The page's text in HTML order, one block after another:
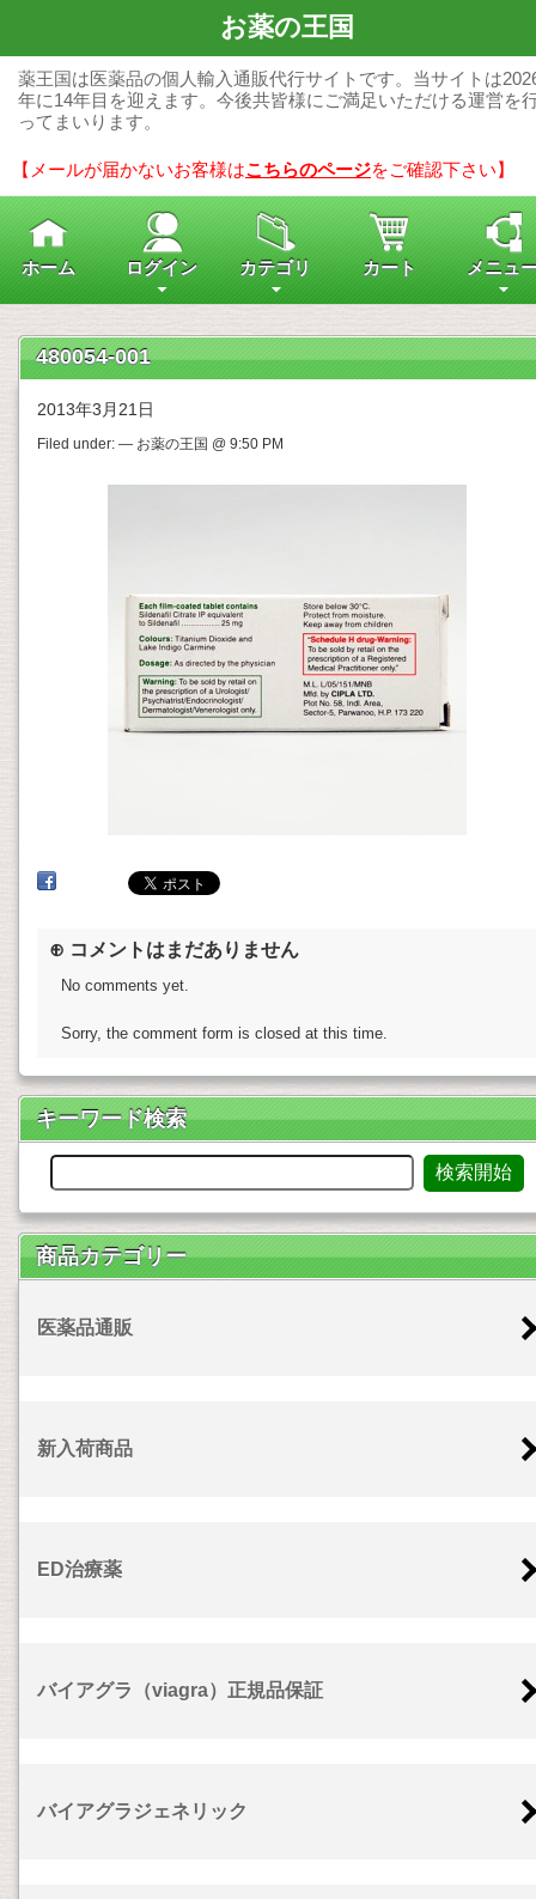
お薬の王国
薬王国は医薬品の個人輸入通販代行サイトです。当サイトは
年に14年目を迎えます。今後共皆様にご満足いただける運営を
ってまいります。
【メールが届かないお客様はこちらのページをご確認下さい】
ホーム ログイン カテゴリ カート メニュ
480054-001
2013年3月21日
Filed under: — お薬の王国 @ 9:50 PM
⊕ コメントはまだありません
No comments yet.
Sorry, the comment form is closed at this time.
キーワード検索
商品カテゴリー
医薬品通販
新入荷商品
ED治療薬
バイアグラ（viagra）正規品保証
バイアグラジェネリック